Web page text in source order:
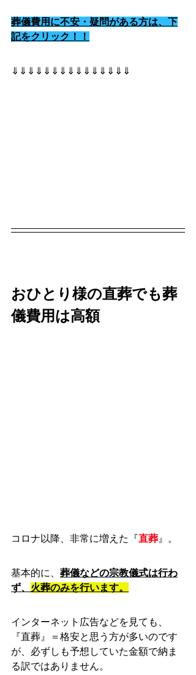
葬儀費用に不安・疑問がある方は、下
記をクリック！！
⇓⇓⇓⇓⇓⇓⇓⇓⇓⇓⇓⇓⇓⇓⇓
おひとり様の直葬でも葬
儀費用は高額
コロナ以降、非常に増えた『直葬』。
基本的に、 葬儀などの宗教儀式は行わ
ず、 火葬のみを行います。
インターネット広告などを見ても、
『直葬』＝格安と思う方が多いのです
が、必ずしも予想していた金額で納ま
る訳ではありません。